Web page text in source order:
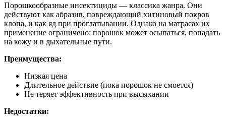
Порошкообразные инсектициды — классика жанра. Они
действуют как абразив, повреждающий хитиновый покров
клопа, и как яд при проглатывании. Однако на матрасах их
применение ограничено: порошок может осыпаться, попадать
на кожу и в дыхательные пути.
Преимущества:
Низкая цена
Длительное действие (пока порошок не смоется)
Не теряет эффективность при высыхании
Недостатки: